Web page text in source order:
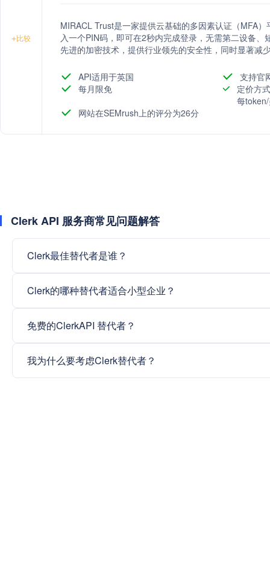
+比较
MIRACL Trust是一家提供云基础的多因素认证（MFA
入一个PIN码，即可在2秒内完成登录，无需第二设备
先进的加密技术，提供行业领先的安全性，同时显著减
API适用于英国
支持官
每月限免
定价方
每
网站在SEMrush上的评分为26分
Clerk API 服务商常见问题解答
Clerk最佳替代者是谁？
Clerk的哪种替代者适合小型企业？
免费的ClerkAPI 替代者？
我为什么要考虑Clerk替代者？